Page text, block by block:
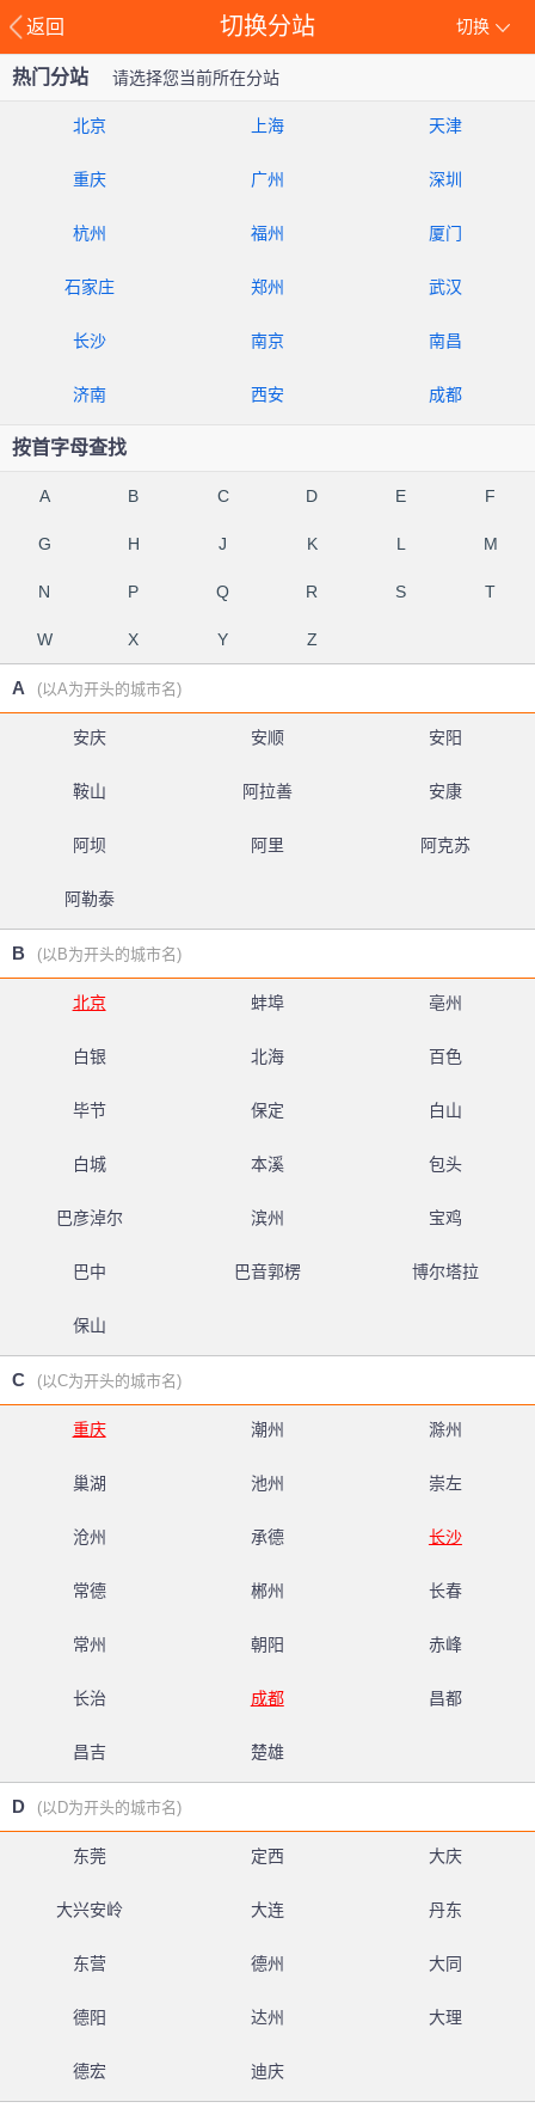
返回 切换
切换分站
热门分站 请选择您当前所在分站
北京 上海 天津
重庆 广州 深圳
杭州 福州 厦门
石家庄 郑州 武汉
长沙 南京 南昌
济南 西安 成都
按首字母查找
A B C D E F
G H J K L M
N P Q R S T
W X Y Z
A (以A为开头的城市名)
安庆 安顺 安阳
鞍山 阿拉善 安康
阿坝 阿里 阿克苏
阿勒泰
B (以B为开头的城市名)
北京 蚌埠 亳州
白银 北海 百色
毕节 保定 白山
白城 本溪 包头
巴彦淖尔 滨州 宝鸡
巴中 巴音郭楞 博尔塔拉
保山
C (以C为开头的城市名)
重庆 潮州 滁州
巢湖 池州 崇左
沧州 承德 长沙
常德 郴州 长春
常州 朝阳 赤峰
长治 成都 昌都
昌吉 楚雄
D (以D为开头的城市名)
东莞 定西 大庆
大兴安岭 大连 丹东
东营 德州 大同
德阳 达州 大理
德宏 迪庆